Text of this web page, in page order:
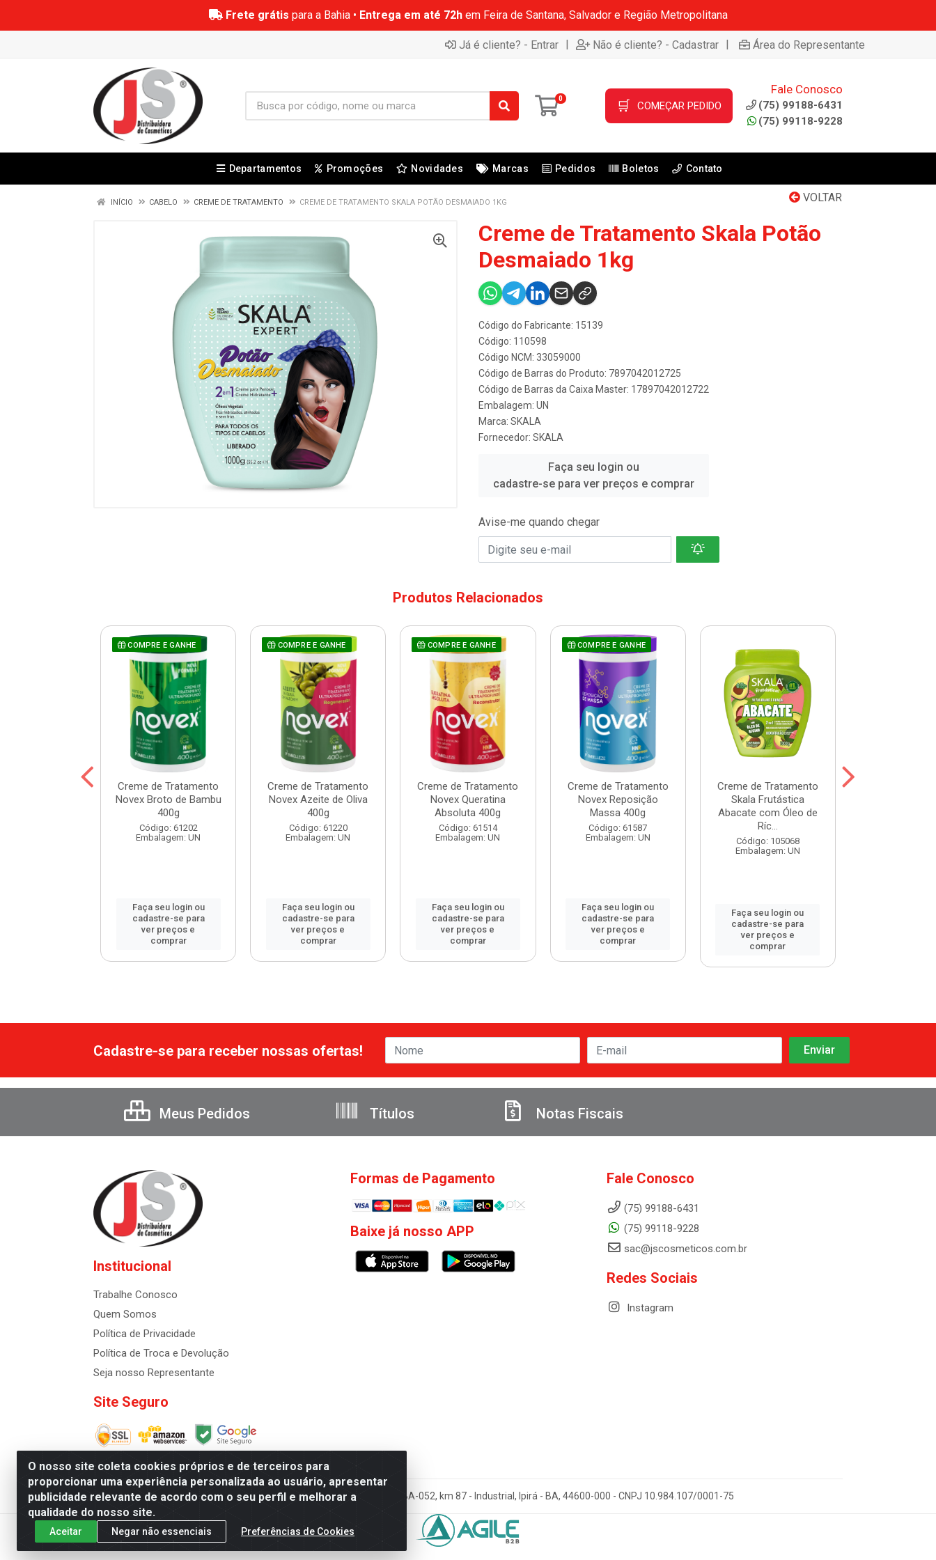
Frete grátis para a Bahia • Entrega em até 72hem Feira de Santana, Salvador e Região Metropolitana
Já é cliente? - Entrar | Não é cliente? - Cadastrar | Área do Representante
0 🛒 COMEÇAR PEDIDO
Fale Conosco
(75) 99188-6431
(75) 99118-9228
Departamentos Promoções Novidades Marcas Pedidos Boletos Contato
VOLTAR
INÍCIO CABELO CREME DE TRATAMENTO CREME DE TRATAMENTO SKALA POTÃO DESMAIADO 1KG
Creme de Tratamento Skala Potão
Desmaiado 1kg
Código do Fabricante: 15139
Código: 110598
Código NCM: 33059000
Código de Barras do Produto: 7897042012725
Código de Barras da Caixa Master: 17897042012722
Embalagem: UN
Marca: SKALA
Fornecedor: SKALA
Faça seu login ou
cadastre-se para ver preços e comprar
Avise-me quando chegar
Produtos Relacionados
COMPRE E GANHE
Creme de Tratamento
Novex Broto de Bambu
400g
Código: 61202
Embalagem: UN
Faça seu login ou
cadastre-se para
ver preços e
comprar
COMPRE E GANHE
Creme de Tratamento
Novex Azeite de Oliva
400g
Código: 61220
Embalagem: UN
Faça seu login ou
cadastre-se para
ver preços e
comprar
COMPRE E GANHE
Creme de Tratamento
Novex Queratina
Absoluta 400g
Código: 61514
Embalagem: UN
Faça seu login ou
cadastre-se para
ver preços e
comprar
COMPRE E GANHE
Creme de Tratamento
Novex Reposição
Massa 400g
Código: 61587
Embalagem: UN
Faça seu login ou
cadastre-se para
ver preços e
comprar
Creme de Tratamento
Skala Frutástica
Abacate com Óleo de
Ríc...
Código: 105068
Embalagem: UN
Faça seu login ou
cadastre-se para
ver preços e
comprar
O nosso site coleta cookies próprios e de terceiros para
proporcionar uma experiência personalizada ao usuário, apresentar
publicidade relevante de acordo com o seu perfil e melhorar a
qualidade do nosso site.
Aceitar Negar não essenciais Preferências de Cookies
Cadastre-se para receber nossas ofertas!
Meus Pedidos Títulos Notas Fiscais
Institucional
Trabalhe Conosco
Quem Somos
Política de Privacidade
Política de Troca e Devolução
Seja nosso Representante
Site Seguro
Formas de Pagamento
Baixe já nosso APP
Fale Conosco
(75) 99188-6431
(75) 99118-9228
sac@jscosmeticos.com.br
Redes Sociais
Instagram
Distribuidora de Cosméticos Antoneto LTDA - BA-052, km 87 - Industrial, Ipirá - BA, 44600-000 - CNPJ 10.984.107/0001-75